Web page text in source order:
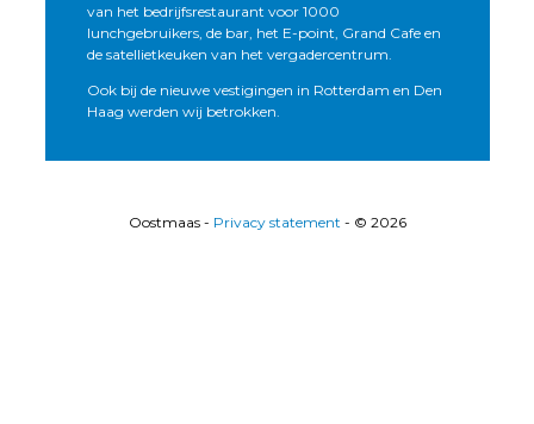
van het bedrijfsrestaurant voor 1000
lunchgebruikers, de bar, het E-point, Grand Cafe en
de satellietkeuken van het vergadercentrum.
Ook bij de nieuwe vestigingen in Rotterdam en Den
Haag werden wij betrokken.
Oostmaas - Privacy statement - © 2026